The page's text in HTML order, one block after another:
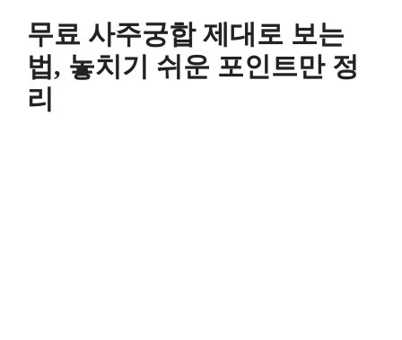
무료 사주궁합 제대로 보는
법, 놓치기 쉬운 포인트만 정
리